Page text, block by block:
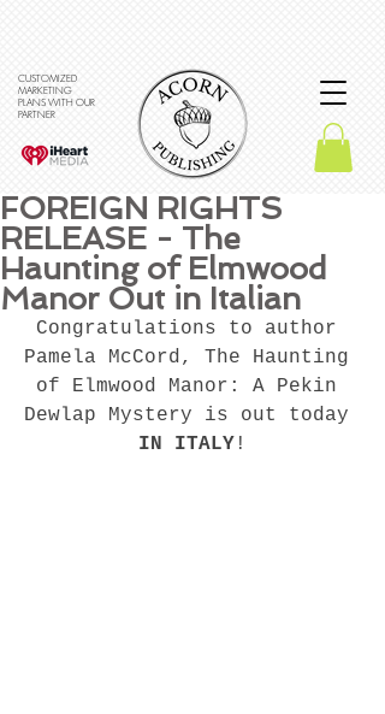
CUSTOMIZED
MARKETING
PLANS WITH OUR
PARTNER
FOREIGN RIGHTS
RELEASE - The
Haunting of Elmwood
Manor Out in Italian
Congratulations to author
Pamela McCord, The Haunting
of Elmwood Manor: A Pekin
Dewlap Mystery is out today
IN ITALY !